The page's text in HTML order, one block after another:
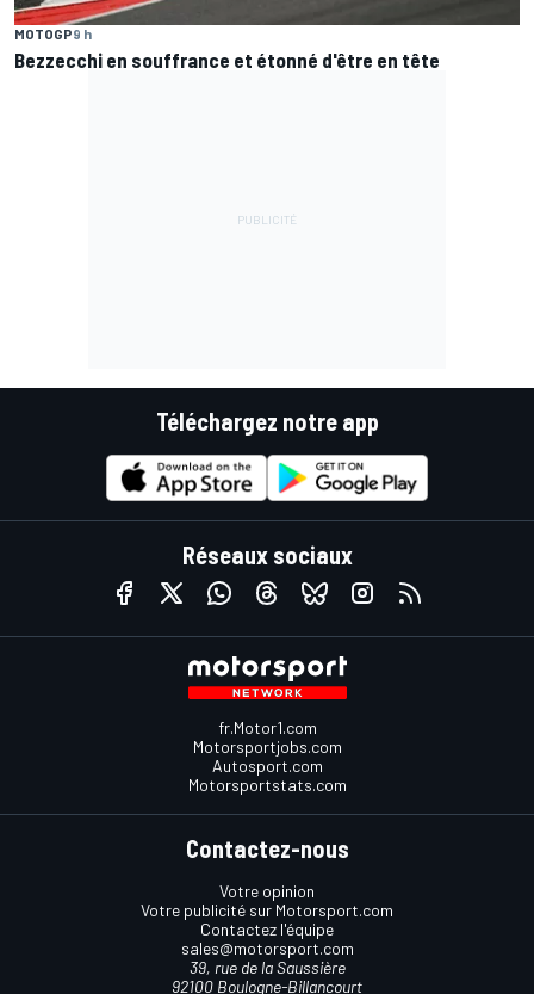
MOTOGP9 h
Bezzecchi en souffrance et étonné d'être en tête
Téléchargez notre app
Réseaux sociaux
fr.Motor1.com
Motorsportjobs.com
Autosport.com
Motorsportstats.com
Contactez-nous
Votre opinion
Votre publicité sur Motorsport.com
Contactez l'équipe
sales@motorsport.com
39, rue de la Saussière
92100 Boulogne-Billancourt